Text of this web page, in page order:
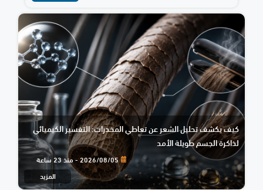
كيف يكشف تحليل الشعر عن تعاطي المخدرات: التفسير الكيميائي
لذاكرة الجسم طويلة الأمد
2026/08/05 - منذ 23 ساعة
المزيد